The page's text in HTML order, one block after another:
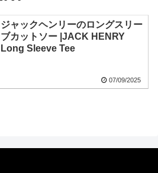
ジャックヘンリーのロングスリー
ブカットソー |JACK HENRY
Long Sleeve Tee
07/09/2025